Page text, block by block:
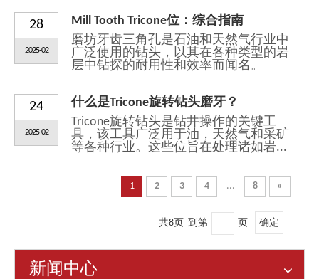
28
2025-02
Mill Tooth Tricone位：综合指南
磨坊牙齿三角孔是石油和天然气行业中
广泛使用的钻头，以其在各种类型的岩
层中钻探的耐用性和效率而闻名。
24
2025-02
什么是Tricone旋转钻头磨牙？
Tricone旋转钻头是钻井操作的关键工
具，该工具广泛用于油，天然气和采矿
等各种行业。这些位旨在处理诸如岩...
1 2 3 4 ... 8 »
共8页 到第 页 确定
新闻中心